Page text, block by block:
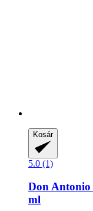
Kosár
5.0 (1)
Don Antonio
ml